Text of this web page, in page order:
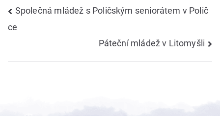
Navigace
pro
příspěvek
Společná mládež s Poličským seniorátem v Polič
ce
Páteční mládež v Litomyšli